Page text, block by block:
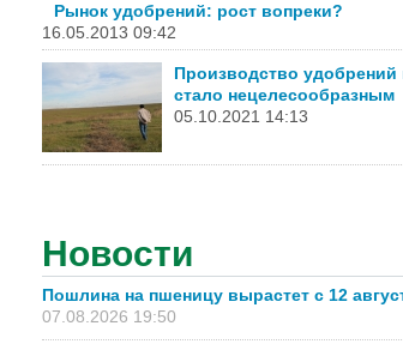
Рынок удобрений: рост вопреки?
16.05.2013 09:42
Производство удобрений
стало нецелесообразным
05.10.2021 14:13
Новости
Пошлина на пшеницу вырастет с 12
07.08.2026 19:50